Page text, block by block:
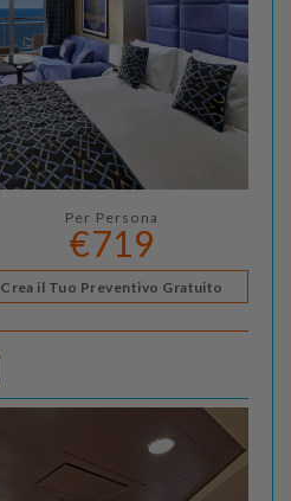
Per Persona
€719
Crea il Tuo Preventivo Gratuito